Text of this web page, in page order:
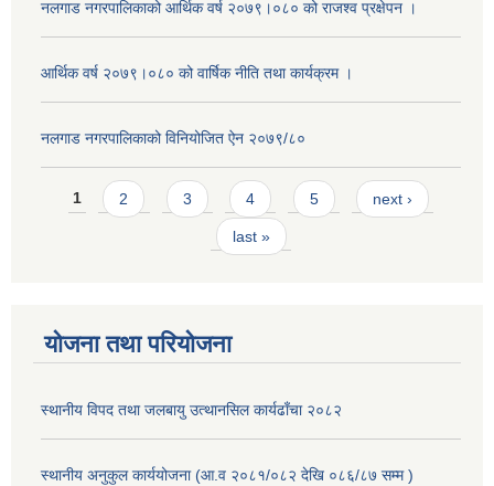
नलगाड नगरपालिकाको आर्थिक वर्ष २०७९।०८० को राजश्व प्रक्षेपन ।
आर्थिक वर्ष २०७९।०८० को वार्षिक नीति तथा कार्यक्रम ।
नलगाड नगरपालिकाको विनियोजित ऐन २०७९/८०
Pages
1 2 3 4 5 next ›
last »
योजना तथा परियोजना
स्थानीय विपद तथा जलबायु उत्थानसिल कार्यढाँचा २०८२
स्थानीय अनुकुल कार्ययोजना (आ.व २०८१/०८२ देखि ०८६/८७ सम्म )